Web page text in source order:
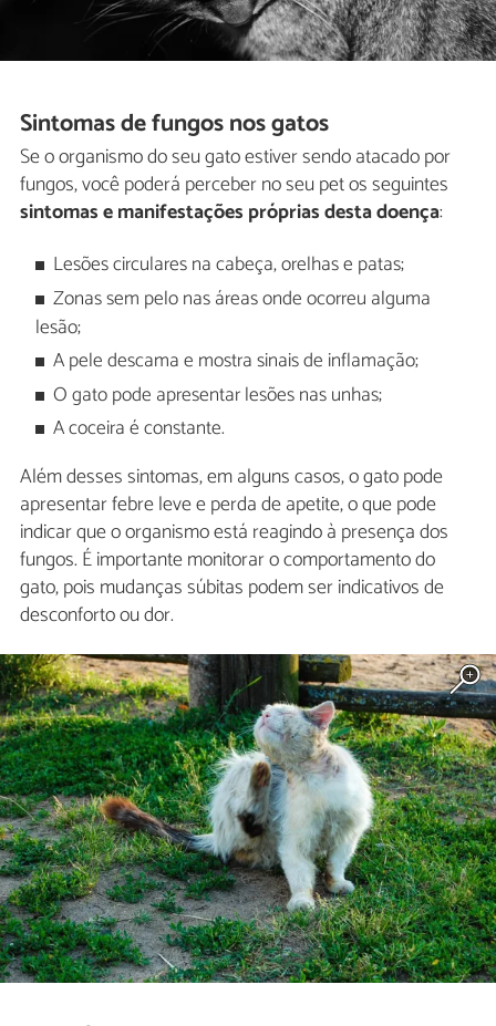
Sintomas de fungos nos gatos
Se o organismo do seu gato estiver sendo atacado por
fungos, você poderá perceber no seu pet os seguintes
sintomas e manifestações próprias desta doença:
Lesões circulares na cabeça, orelhas e patas;
Zonas sem pelo nas áreas onde ocorreu alguma
lesão;
A pele descama e mostra sinais de inflamação;
O gato pode apresentar lesões nas unhas;
A coceira é constante.
Além desses sintomas, em alguns casos, o gato pode
apresentar febre leve e perda de apetite, o que pode
indicar que o organismo está reagindo à presença dos
fungos. É importante monitorar o comportamento do
gato, pois mudanças súbitas podem ser indicativos de
desconforto ou dor.